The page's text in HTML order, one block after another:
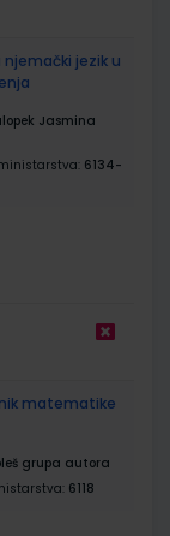
njemački jezik u
Jasmina
6134-
matematike
grupa autora
6118